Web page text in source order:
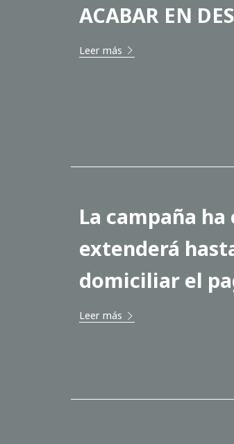
ACABAR EN
Leer más
La campaña
extenderá
domiciliar el
Leer más